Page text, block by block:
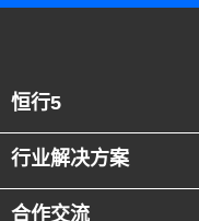
准确度以及信息滞后
部门负责人的深度访
业务管理痛点，为客
心的信息化支撑，以
信息化建设策略以及
恒行5
行业解决方案
合作交流